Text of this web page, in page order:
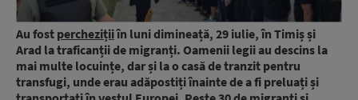
Au fost perchezițiiîn luni dimineață, 29 iulie, în Timiș și
Arad la traficanții de migranți. Oamenii legii au descins la
mai multe locuințe, dar și la o casă de tranzit pentru
transfugi, unde erau adăpostiți înainte de a fi preluați și